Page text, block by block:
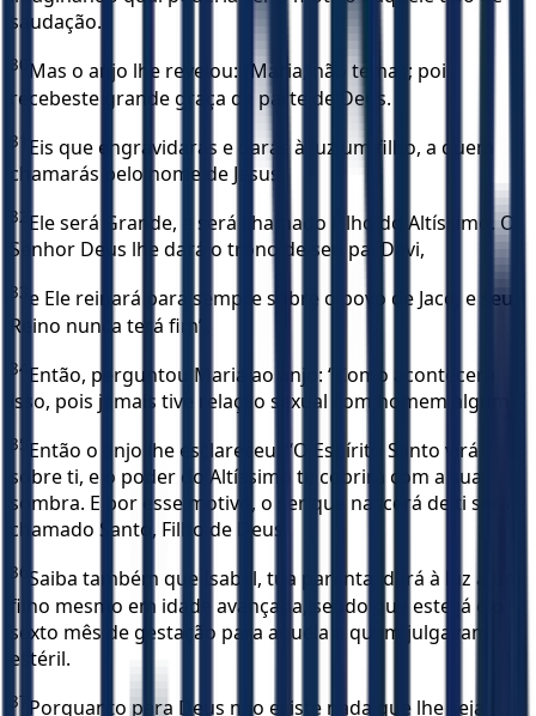
saudação.
30 Mas o anjo lhe revelou: “Maria, não temas; pois
recebeste grande graça da parte de Deus.
31
Eis que engravidarás e darás à luz um filho, a quem
chamarás pelo nome de Jesus.
32 Ele será Grande, e será chamado Filho do Altíssimo. O
Senhor Deus lhe dará o trono de seu pai Davi,
33 e Ele reinará para sempre sobre o povo de Jacó, e seu
Reino nunca terá fim”.
34 Então, perguntou Maria ao anjo: “Como acontecerá
isso, pois jamais tive relação sexual com homem algum?”
35 Então o anjo lhe esclareceu: “O Espírito Santo virá
sobre ti, e o poder do Altíssimo te cobrirá com a sua
sombra. E por esse motivo, o ser que nascerá de ti será
chamado Santo, Filho de Deus.
36 Saiba também que Isabel, tua parenta, dará à luz a um
filho mesmo em idade avançada, sendo que este já é o
sexto mês de gestação para aquela a quem julgavam
estéril.
37 Porquanto para Deus não existe nada que lhe seja